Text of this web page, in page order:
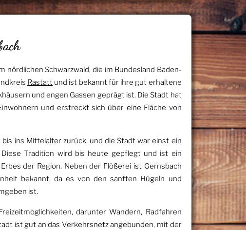
nördlichen Schwarzwald, die im Bundesland Baden-
Rastatt und ist bekannt für ihre gut erhaltene
und engen Gassen geprägt ist. Die Stadt hat
und erstreckt sich über eine Fläche von
ins Mittelalter zurück, und die Stadt war einst ein
Tradition wird bis heute gepflegt und ist ein
der Region. Neben der Flößerei ist Gernsbach
bekannt, da es von den sanften Hügeln und
ist.
darunter Wandern, Radfahren
ist gut an das Verkehrsnetz angebunden, mit der